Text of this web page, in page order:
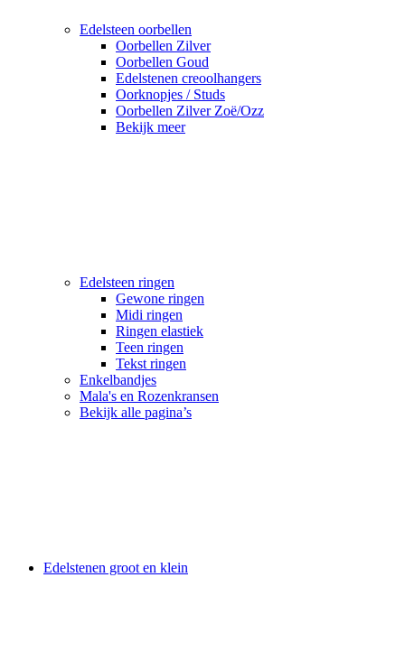
Edelsteen oorbellen
Oorbellen Zilver
Oorbellen Goud
Edelstenen creoolhangers
Oorknopjes / Studs
Oorbellen Zilver Zoë/Ozz
Bekijk meer
Edelsteen ringen
Gewone ringen
Midi ringen
Ringen elastiek
Teen ringen
Tekst ringen
Enkelbandjes
Mala's en Rozenkransen
Bekijk alle pagina’s
Edelstenen groot en klein